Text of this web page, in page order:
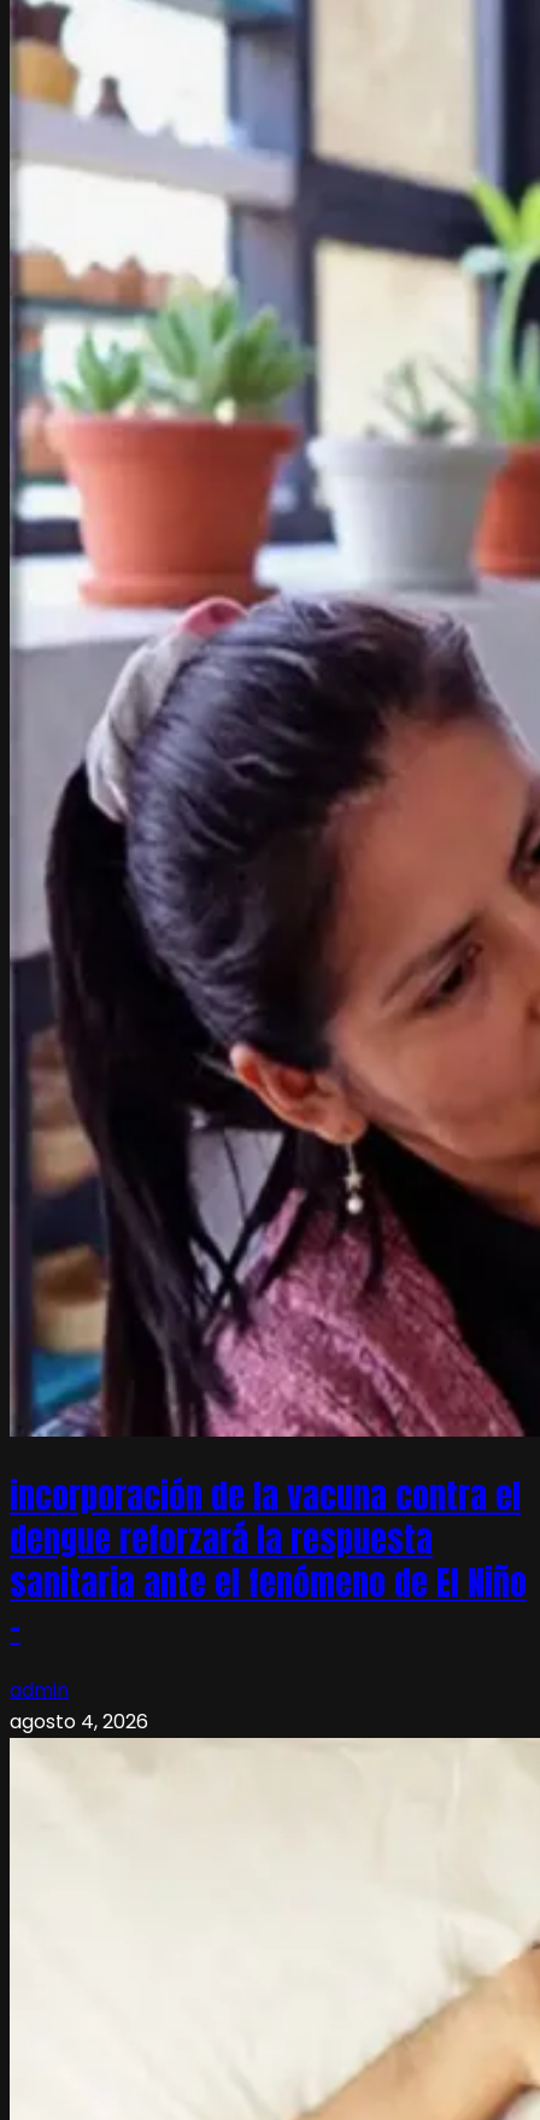
incorporación de la vacuna contra el
dengue reforzará la respuesta
sanitaria ante el fenómeno de El Niño
–
admin
agosto 4, 2026